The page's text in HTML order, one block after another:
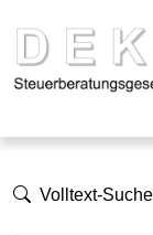
Volltext-